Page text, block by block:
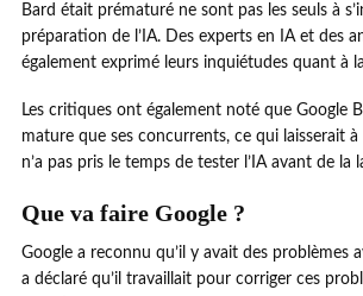
Bard était prématuré ne sont pas les seuls à
préparation de l’IA. Des experts en IA et des
également exprimé leurs inquiétudes quant à
Les critiques ont également noté que Google
mature que ses concurrents, ce qui laisserait
n’a pas pris le temps de tester l’IA avant de la
Que va faire Google ?
Google a reconnu qu’il y avait des problèmes
a déclaré qu’il travaillait pour corriger ces